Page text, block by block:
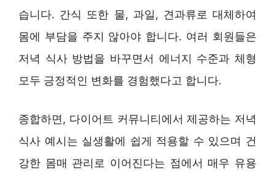
습니다. 간식 또한 물, 과일, 견과류로 대체하여
몸에 부담을 주지 않아야 합니다. 여러 회원들은
저녁 식사 방법을 바꾸면서 에너지 수준과 체형
모두 긍정적인 변화를 경험했다고 합니다.
종합하면, 다이어트 커뮤니티에서 제공하는 저녁
식사 예시는 실생활에 쉽게 적용할 수 있으며 건
강한 몸매 관리로 이어진다는 점에서 매우 유용